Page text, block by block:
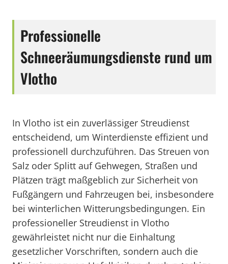
Professionelle
Schneeräumungsdienste rund um
Vlotho
In Vlotho ist ein zuverlässiger Streudienst
entscheidend, um Winterdienste effizient und
professionell durchzuführen. Das Streuen von
Salz oder Splitt auf Gehwegen, Straßen und
Plätzen trägt maßgeblich zur Sicherheit von
Fußgängern und Fahrzeugen bei, insbesondere
bei winterlichen Witterungsbedingungen. Ein
professioneller Streudienst in Vlotho
gewährleistet nicht nur die Einhaltung
gesetzlicher Vorschriften, sondern auch die